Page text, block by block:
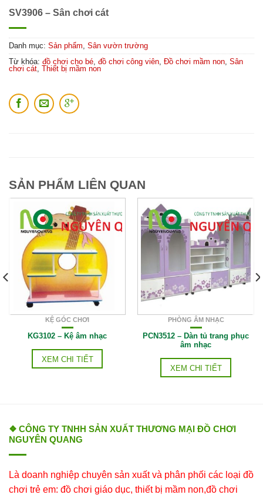
SV3906 – Sân chơi cát
Danh mục: Sản phẩm Sân vườn trường
Từ khóa: đồ chơi cho bé đồ chơi công viên Đồ chơi mầm non Sân
chơi cát Thiết bị mầm non
SẢN PHẨM LIÊN QUAN
KỆ GÓC CHƠI
KG3102 – Kệ âm nhạc
XEM CHI TIẾT
PHÒNG ÂM NHẠC
PCN3512 – Dàn tủ trang phục
âm nhạc
XEM CHI TIẾT
❖ CÔNG TY TNHH SẢN XUẤT THƯƠNG MẠI ĐỒ CHƠI
NGUYÊN QUANG
Là doanh nghiệp chuyên sản xuất và phân phối các loại đồ
chơi trẻ em: đồ chơi giáo dục, thiết bị mầm non,đồ chơi